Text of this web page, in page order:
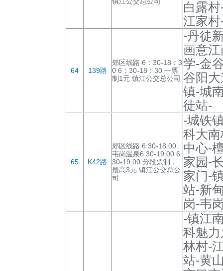
白露
江家村
64 139路
郊区线路 6：30-18：3
0 6：30-18：30 一票
制1元 镇江公交总公司
-丹徒
画意
学-金
谷阳
镇-城
徒站-
65 K42路
郊区线路 6:30-18:00
韦岗温泉6:30-19:00 6:
30-19:00 分段票制，
最高3元 镇江公交总公
司
-城铁
科大
中心-
家园-
家门-
站-新
岗-韦
-镇江
科魅
林村-
站-黄